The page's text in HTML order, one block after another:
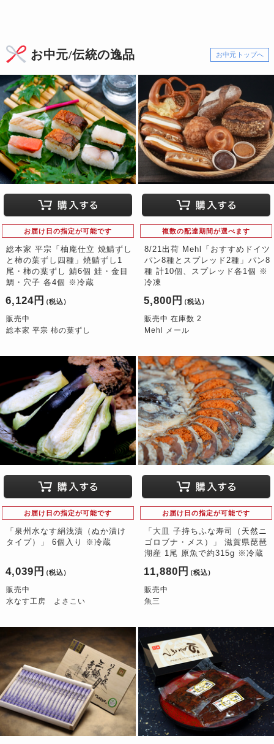
お中元/伝統の逸品 お中元トップへ
お届け日の指定が可能です
総本家 平宗「柚庵仕立 焼鯖ずし
と柿の葉ずし四種」焼鯖ずし1
尾・柿の葉ずし 鯖6個 鮭・金目
鯛・穴子 各4個 ※冷蔵
6,124円 （税込）
販売中
総本家 平宗 柿の葉ずし
複数の配達期間が選べます
8/21出荷 Mehl「おすすめドイツ
パン8種とスプレッド2種」パン8
種 計10個、スプレッド各1個 ※
冷凍
5,800円 （税込）
販売中 在庫数 2
Mehl メール
お届け日の指定が可能です
「泉州水なす絹浅漬（ぬか漬け
タイプ）」 6個入り ※冷蔵
4,039円 （税込）
販売中
水なす工房 よさこい
お届け日の指定が可能です
「大皿 子持ちふな寿司（天然ニ
ゴロブナ・メス）」 滋賀県琵琶
湖産 1尾 原魚で約315g ※冷蔵
11,880円 （税込）
販売中
魚三